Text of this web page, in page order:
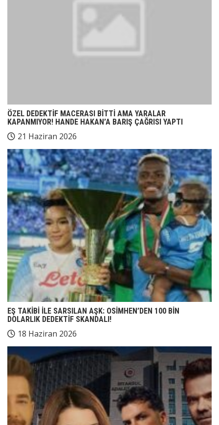
ÖZEL DEDEKTİF MACERASI BİTTİ AMA YARALAR
KAPANMIYOR! HANDE HAKAN’A BARIŞ ÇAĞRISI YAPTI
21 Haziran 2026
EŞ TAKİBİ İLE SARSILAN AŞK: OSİMHEN’DEN 100 BİN
DOLARLIK DEDEKTİF SKANDALI!
18 Haziran 2026